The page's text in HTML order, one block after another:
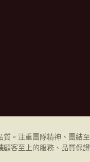
質。注重團隊精神、團結至
顧客至上的服務、品質保證